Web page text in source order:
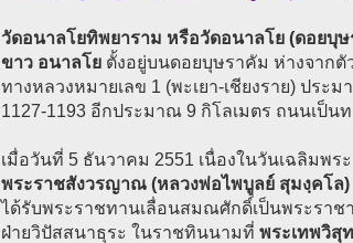
วัดอนาลโยทิพยาราม หรือวัดอนาลโย (ดอยบุ
ขาว อนาลโย ตั้งอยู่บนดอยบุษราคัม ห่างจากตั
ทางหลวงหมายเลข 1 (พะเยา-เชียงราย) ประ
1127-1193 อีกประมาณ 9 กิโลเมตร ถนนเป็น
เมื่อวันที่ 5 ธันวาคม 2551 เนื่องในวันเฉลิมพร
พระราชสังวรญาณ (หลวงพ่อไพบูลย์ สุมงฺคโล)
ได้รับพระราชทานเลื่อนสมณศักดิ์เป็นพระรา
ฝ่ายวิปัสสนาธุระ ในราชทินนามที่ พระเทพวิสุ